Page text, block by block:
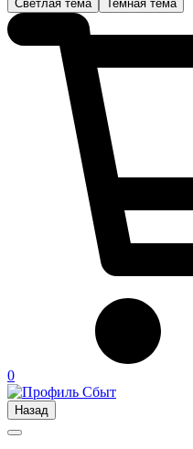
Светлая тема Темная тема
0
Назад